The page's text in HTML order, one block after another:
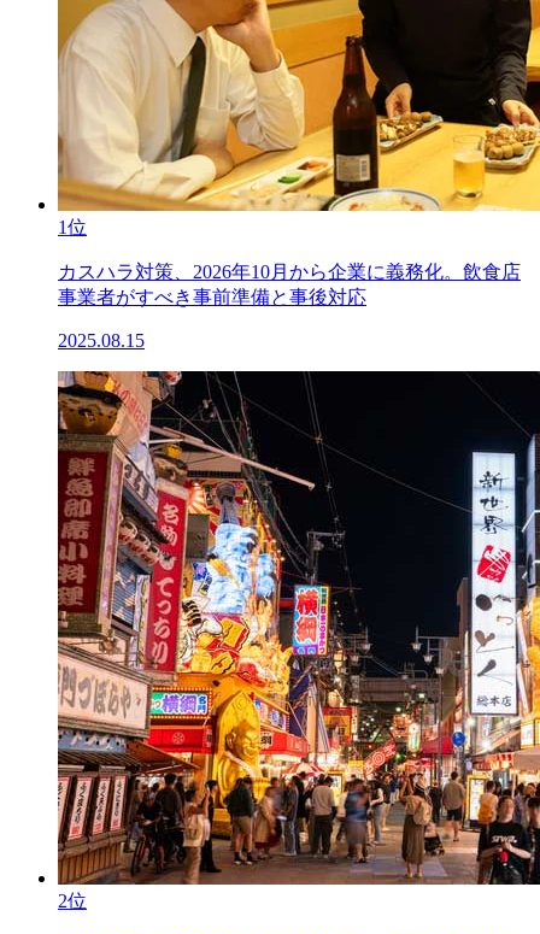
1位
カスハラ対策、2026年10月から企業に義務化。飲食店
事業者がすべき事前準備と事後対応
2025.08.15
2位